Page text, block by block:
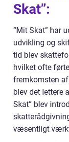
Skat”:
“Mit Skat” har
udvikling og
tid blev
hvilket ofte
fremkomsten
blev det lettere
Skat” blev
væsentligt